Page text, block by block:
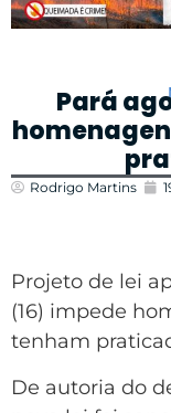
Pará
Rodrigo Martins
Projeto de lei
(16) impede
tenham
De autoria do